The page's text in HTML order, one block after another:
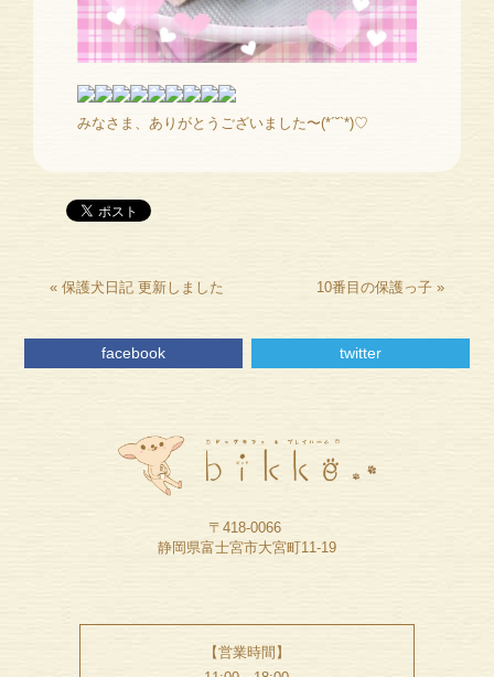
みなさま、ありがとうございました〜(*´˘`*)♡
«保護犬日記 更新しました 10番目の保護っ子»
facebook twitter
〒418-0066
静岡県富士宮市大宮町11-19
【営業時間】